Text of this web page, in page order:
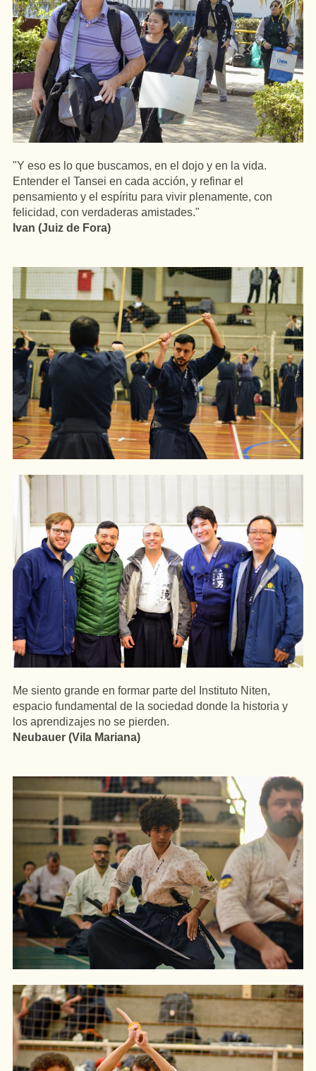
"Y eso es lo que buscamos, en el dojo y en la vida.
Entender el Tansei en cada acción, y refinar el
pensamiento y el espíritu para vivir plenamente, con
felicidad, con verdaderas amistades."
Ivan (Juiz de Fora)
Me siento grande en formar parte del Instituto Niten,
espacio fundamental de la sociedad donde la historia y
los aprendizajes no se pierden.
Neubauer (Vila Mariana)